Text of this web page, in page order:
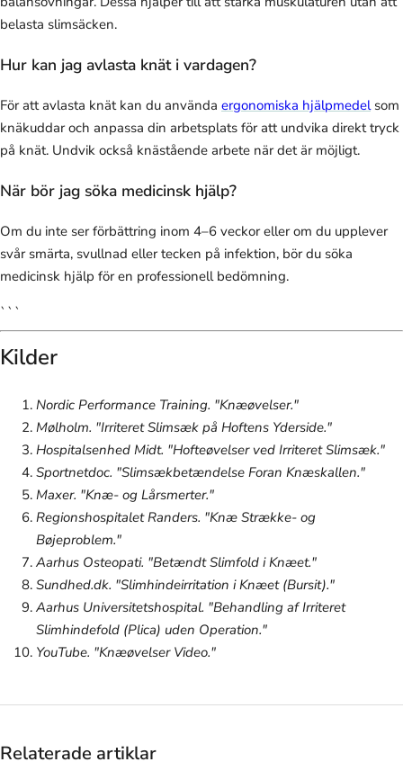
belasta slimsäcken.
Hur kan jag avlasta knät i vardagen?
För att avlasta knät kan du använda ergonomiska hjälpmedelsom
knäkuddar och anpassa din arbetsplats för att undvika direkt tryck
på knät. Undvik också knästående arbete när det är möjligt.
När bör jag söka medicinsk hjälp?
Om du inte ser förbättring inom 4–6 veckor eller om du upplever
svår smärta, svullnad eller tecken på infektion, bör du söka
medicinsk hjälp för en professionell bedömning.
```
Kilder
Nordic Performance Training. "Knæøvelser."
Mølholm. "Irriteret Slimsæk på Hoftens Yderside."
Hospitalsenhed Midt. "Hofteøvelser ved Irriteret Slimsæk."
Sportnetdoc. "Slimsækbetændelse Foran Knæskallen."
Maxer. "Knæ- og Lårsmerter."
Regionshospitalet Randers. "Knæ Strække- og
Bøjeproblem."
Aarhus Osteopati. "Betændt Slimfold i Knæet."
Sundhed.dk. "Slimhindeirritation i Knæet (Bursit)."
Aarhus Universitetshospital. "Behandling af Irriteret
Slimhindefold (Plica) uden Operation."
YouTube. "Knæøvelser Video."
Relaterade artiklar